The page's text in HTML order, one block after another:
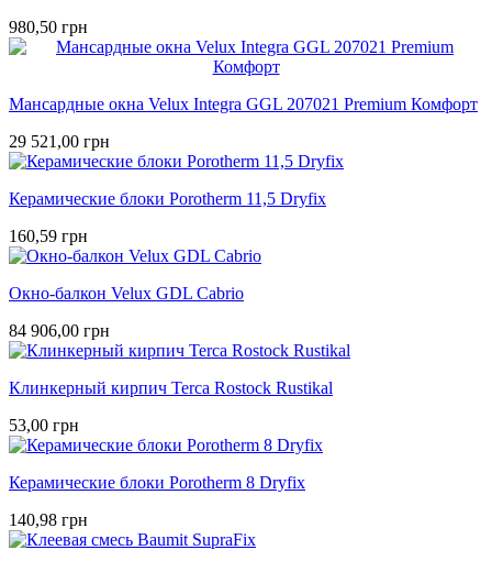
980,50 грн
Мансардные окна Velux Integra GGL 207021 Premium Комфорт
29 521,00 грн
Керамические блоки Porotherm 11,5 Dryfix
160,59 грн
Окно-балкон Velux GDL Cabrio
84 906,00 грн
Клинкерный кирпич Terca Rostock Rustikal
53,00 грн
Керамические блоки Porotherm 8 Dryfix
140,98 грн